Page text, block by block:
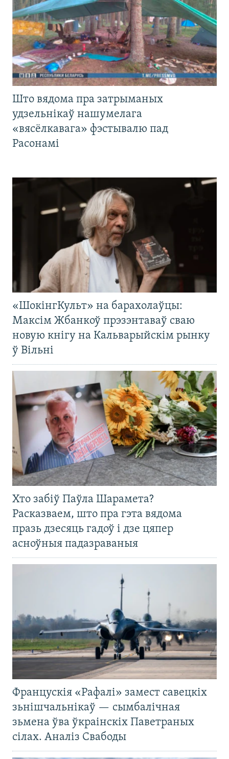
Што вядома пра затрыманых
удзельнікаў нашумелага
«вясёлкавага» фэстывалю пад
Расонамі
«ШокінгКульт» на барахолаўцы:
Максім Жбанкоў прэзэнтаваў сваю
новую кнігу на Кальварыйскім рынку
ў Вільні
Хто забіў Паўла Шарамета?
Расказваем, што пра гэта вядома
празь дзесяць гадоў і дзе цяпер
асноўныя падазраваныя
Францускія «Рафалі» замест савецкіх
зьнішчальнікаў — сымбалічная
зьмена ўва ўкраінскіх Паветраных
сілах. Аналіз Свабоды